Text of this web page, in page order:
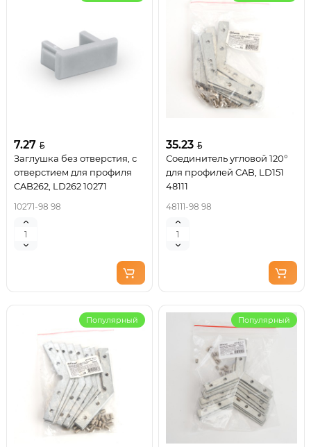
7.27
Заглушка без отверстия, с
отверстием для профиля
CAB262, LD262 10271
10271-98 98
35.23
Соединитель угловой 120°
для профилей CAB, LD151
48111
48111-98 98
Популярный Популярный